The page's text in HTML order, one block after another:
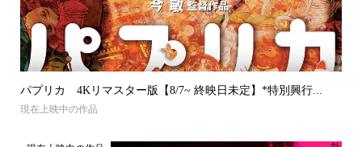
パプリカ 4Kリマスター版【8/7~ 終映日未定】*特別興行...
現在上映中の作品